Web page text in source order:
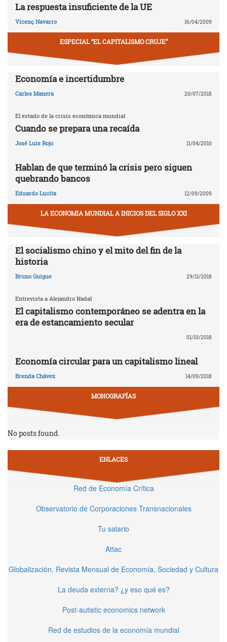
La respuesta insuficiente de la UE
Vicenç Navarro 16/04/2009
ESPECIAL “EL CAPITALISMO CRUJE”
Economía e incertidumbre
Carles Manera 20/07/2018
El estado de la crisis económica mundial
Cuando se prepara una recaída
José Luis Rojo 11/04/2010
Hablan de que terminó la crisis pero siguen
quebrando bancos
Eduardo Lucita 12/09/2009
LA ECONOMIA MUNDIAL A INICIOS DEL SIGLO XXI
El socialismo chino y el mito del fin de la
historia
Bruno Guigue 29/11/2018
Entrevista a Alejandro Nadal
El capitalismo contemporáneo se adentra en la
era de estancamiento secular
01/10/2018
Economía circular para un capitalismo lineal
Brenda Chávez 14/09/2018
MONOGRAFÍAS
No posts found.
ENLACES
Red de Economía Crítica
Observatorio de Corporaciones Transnacionales
Tu salario
Attac
Globalización. Revista Mensual de Economía, Sociedad y Cultura
La deuda externa? ¿y eso qué es?
Post-autistic economics network
Red de estudios de la economía mundial